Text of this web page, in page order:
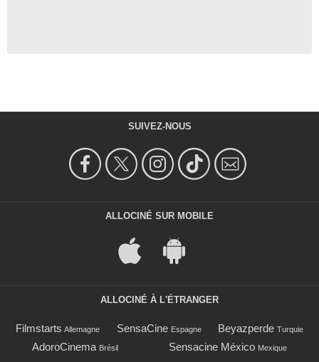
SUIVEZ-NOUS
ALLOCINÉ SUR MOBILE
ALLOCINÉ À L'ÉTRANGER
Filmstarts Allemagne SensaCine Espagne Beyazperde Turquie
AdoroCinema Brésil Sensacine México Mexique